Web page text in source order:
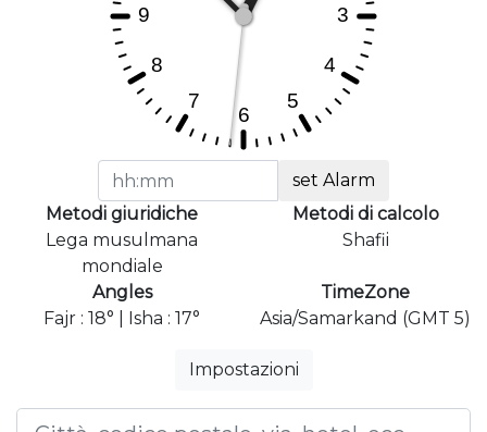
set Alarm
Metodi giuridiche
Lega musulmana
mondiale
Metodi di calcolo
Shafii
Angles
Fajr : 18° | Isha : 17°
TimeZone
Asia/Samarkand (GMT 5)
Impostazioni